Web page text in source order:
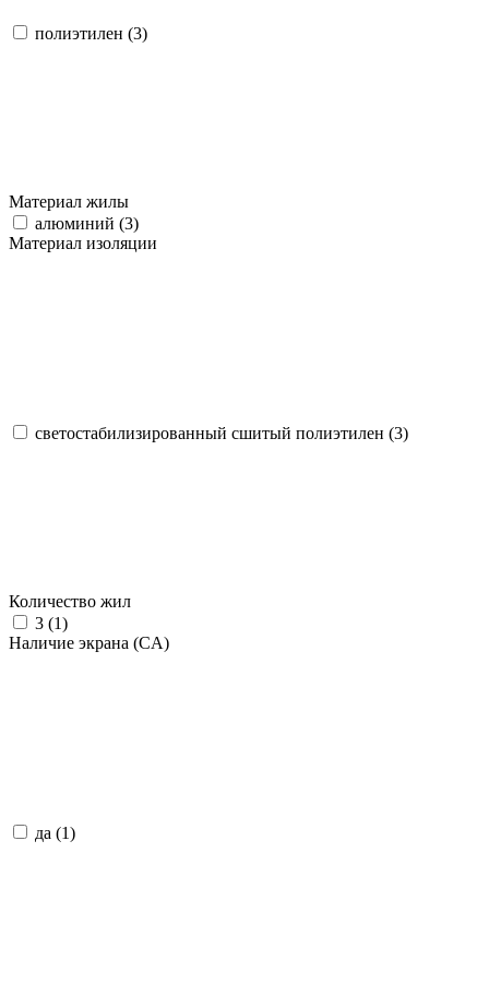
полиэтилен (3)
Материал жилы
алюминий (3)
Материал изоляции
светостабилизированный сшитый полиэтилен (3)
Количество жил
3 (1)
Наличие экрана (CA)
да (1)